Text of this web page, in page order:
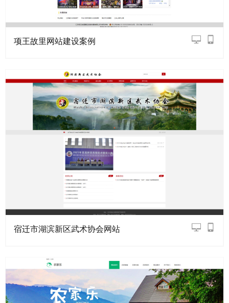
项王故里网站建设案例
宿迁市湖滨新区武术协会网站